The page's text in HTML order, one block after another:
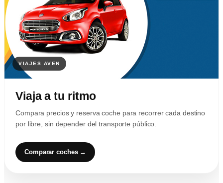
Viaja a tu ritmo
Compara precios y reserva coche para recorrer cada destino
por libre, sin depender del transporte público.
Comparar coches →